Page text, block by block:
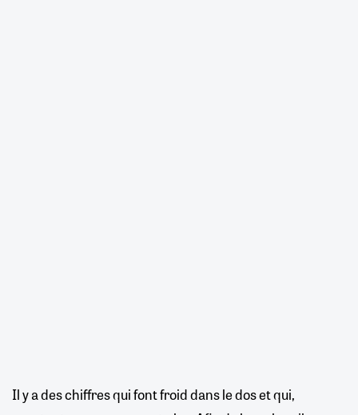
Il y a des chiffres qui font froid dans le dos et qui,